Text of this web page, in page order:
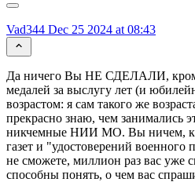
Vad344 Dec 25 2024 at 08:43
Да ничего Вы НЕ СДЕЛАЛИ,
медалей за выслугу лет (и
возрастом: я сам такого же
прекрасно знаю, чем занимались
никчемные НИИ МО. Вы ничем,
газет и "удостоверений военного
не сможете, миллион раз вас уже
способны понять, о чем вас